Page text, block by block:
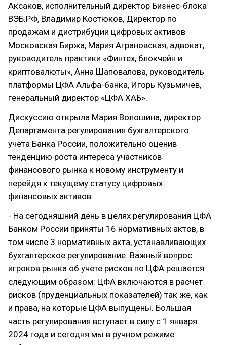
Аксаков, исполнительный директор Бизнес-блока
ВЭБ.РФ, Владимир Костюков, Директор по
продажам и дистрибуции цифровых активов
Московская Биржа, Мария Аграновская, адвокат,
руководитель практики «Финтех, блокчейн и
криптовалюты», Анна Шаповалова, руководитель
платформы ЦФА Альфа-банка, Игорь Кузьмичев,
генеральный директор «ЦФА ХАБ».
Дискуссию открыла Мария Волошина, директор
Департамента регулирования бухгалтерского
учета Банка России, положительно оценив
тенденцию роста интереса участников
финансового рынка к новому инструменту и
перейдя к текущему статусу цифровых
финансовых активов:
- На сегодняшний день в целях регулирования ЦФА
Банком России приняты 16 нормативных актов, в
том числе 3 нормативных акта, устанавливающих
бухгалтерское регулирование. Важный вопрос
игроков рынка об учете рисков по ЦФА решается
следующим образом: ЦФА включаются в расчет
рисков (пруденциальных показателей) так же, как
и права, на которые ЦФА выпущены. Большая
часть регулирования вступает в силу с 1 января
2024 года и сегодня мы в ручном режиме